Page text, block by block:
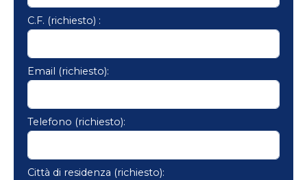
C.F. (richiesto) :
Email (richiesto):
Telefono (richiesto):
Città di residenza (richiesto):